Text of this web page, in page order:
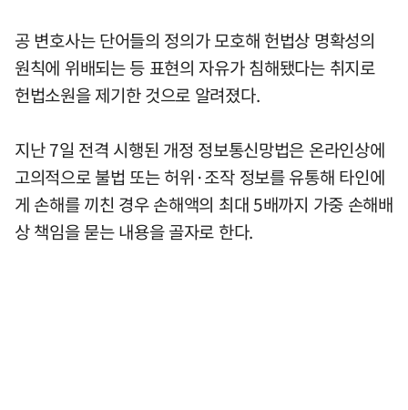
공 변호사는 단어들의 정의가 모호해 헌법상 명확성의
원칙에 위배되는 등 표현의 자유가 침해됐다는 취지로
헌법소원을 제기한 것으로 알려졌다.
지난 7일 전격 시행된 개정 정보통신망법은 온라인상에
고의적으로 불법 또는 허위·조작 정보를 유통해 타인에
게 손해를 끼친 경우 손해액의 최대 5배까지 가중 손해배
상 책임을 묻는 내용을 골자로 한다.